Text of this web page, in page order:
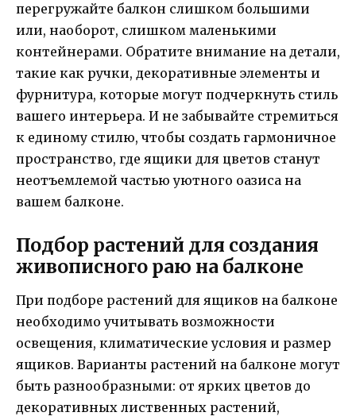
перегружайте балкон слишком большими
или, наоборот, слишком маленькими
контейнерами. Обратите внимание на детали,
такие как ручки, декоративные элементы и
фурнитура, которые могут подчеркнуть стиль
вашего интерьера. И не забывайте стремиться
к единому стилю, чтобы создать гармоничное
пространство, где ящики для цветов станут
неотъемлемой частью уютного оазиса на
вашем балконе.
Подбор растений для создания
живописного раю на балконе
При подборе растений для ящиков на балконе
необходимо учитывать возможности
освещения, климатические условия и размер
ящиков. Варианты растений на балконе могут
быть разнообразными: от ярких цветов до
декоративных лиственных растений,